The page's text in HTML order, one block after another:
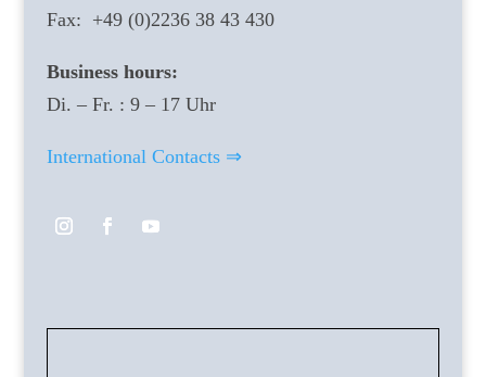
Fax: +49 (0)2236 38 43 430
Business hours:
Di. – Fr. : 9 – 17 Uhr
International Contacts ⇒